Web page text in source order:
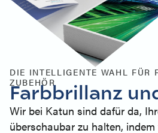
DIE INTELLIGENTE WAHL FÜR
ZUBEHÖR
Farbbrillanz
Wir bei Katun sind dafür da,
überschaubar zu halten,